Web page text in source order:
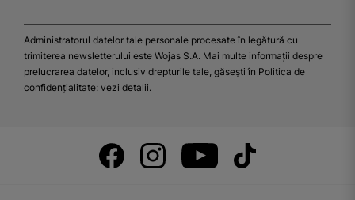
Administratorul datelor tale personale procesate în legătură cu
trimiterea newsletterului este Wojas S.A. Mai multe informații despre
prelucrarea datelor, inclusiv drepturile tale, găsești în Politica de
confidențialitate: vezi detalii.